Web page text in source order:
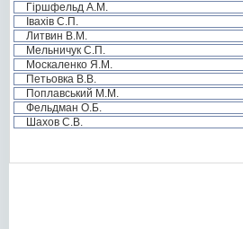
Гіршфельд А.М.
Івахів С.П.
Литвин В.М.
Мельничук С.П.
Москаленко Я.М.
Петьовка В.В.
Поплавський М.М.
Фельдман О.Б.
Шахов С.В.